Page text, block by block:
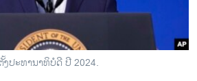
ງປະທານາທິບໍດີ ປີ 2024.